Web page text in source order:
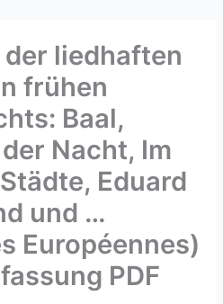
liedhaften
frühen
Baal,
Nacht, Im
Eduard
und …
Européennes)
PDF